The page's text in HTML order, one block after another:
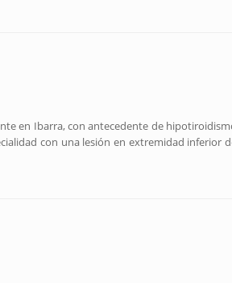
en Ibarra, con antecedente de
con una lesión en extremidad inferior